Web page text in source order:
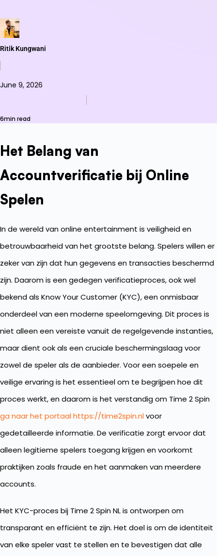
Ritik Kungwani
June 9, 2026
6min read
Het Belang van
Accountverificatie bij Online
Spelen
In de wereld van online entertainment is veiligheid en
betrouwbaarheid van het grootste belang. Spelers willen er
zeker van zijn dat hun gegevens en transacties beschermd
zijn. Daarom is een gedegen verificatieproces, ook wel
bekend als Know Your Customer (KYC), een onmisbaar
onderdeel van een moderne speelomgeving. Dit proces is
niet alleen een vereiste vanuit de regelgevende instanties,
maar dient ook als een cruciale beschermingslaag voor
zowel de speler als de aanbieder. Voor een soepele en
veilige ervaring is het essentieel om te begrijpen hoe dit
proces werkt, en daarom is het verstandig om Time 2 Spin
ga naar het portaal https://time2spin.nlvoor
gedetailleerde informatie. De verificatie zorgt ervoor dat
alleen legitieme spelers toegang krijgen en voorkomt
praktijken zoals fraude en het aanmaken van meerdere
accounts.
Het KYC-proces bij Time 2 Spin NL is ontworpen om
transparant en efficiënt te zijn. Het doel is om de identiteit
van elke speler vast te stellen en te bevestigen dat alle